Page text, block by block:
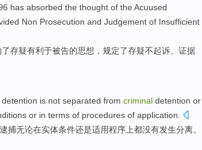
has absorbed the thought of the Acuused
Non Prosecution and Judgement of Insufficient
了存疑有利于被告的思想 ， 规定了存疑不起诉、 证据
detention is not separated from criminal detention or
or in terms of procedures of application
逮捕无论在实体条件还是适用程序 上都没有发生分离。